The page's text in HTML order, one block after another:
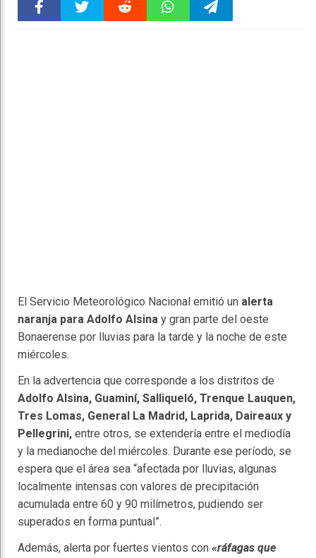
El Servicio Meteorológico Nacional emitió un alerta
naranja para Adolfo Alsina y gran parte del oeste
Bonaerense por lluvias para la tarde y la noche de este
miércoles.
En la advertencia que corresponde a los distritos de
Adolfo Alsina, Guaminí, Salliqueló, Trenque Lauquen,
Tres Lomas, General La Madrid, Laprida, Daireaux y
Pellegrini, entre otros, se extendería entre el mediodía
y la medianoche del miércoles. Durante ese período, se
espera que el área sea “afectada por lluvias, algunas
localmente intensas con valores de precipitación
acumulada entre 60 y 90 milímetros, pudiendo ser
superados en forma puntual”.
Además, alerta por fuertes vientos con «ráfagas que